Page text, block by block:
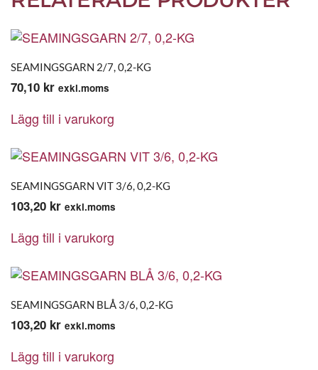
SEAMINGSGARN 2/7, 0,2-KG
70,10 kr exkl.moms
Lägg till i varukorg
SEAMINGSGARN VIT 3/6, 0,2-KG
103,20 kr exkl.moms
Lägg till i varukorg
SEAMINGSGARN BLÅ 3/6, 0,2-KG
103,20 kr exkl.moms
Lägg till i varukorg